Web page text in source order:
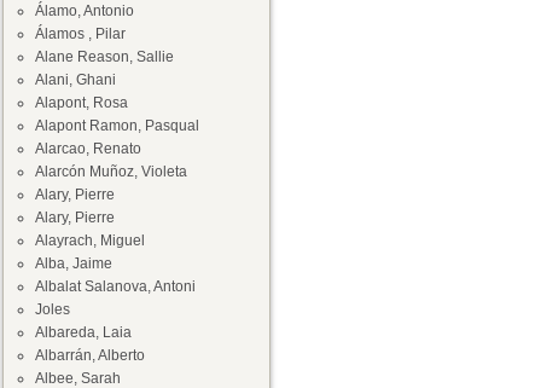
Álamo, Antonio
Álamos , Pilar
Alane Reason, Sallie
Alani, Ghani
Alapont, Rosa
Alapont Ramon, Pasqual
Alarcao, Renato
Alarcón Muñoz, Violeta
Alary, Pierre
Alary, Pierre
Alayrach, Miguel
Alba, Jaime
Albalat Salanova, Antoni
Joles
Albareda, Laia
Albarrán, Alberto
Albee, Sarah